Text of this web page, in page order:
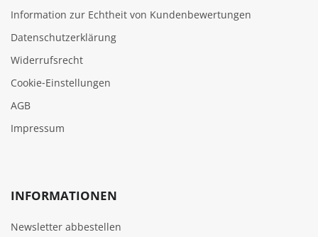
Information zur Echtheit von Kundenbewertungen
Datenschutzerklärung
Widerrufsrecht
Cookie‑Einstellungen
AGB
Impressum
INFORMATIONEN
Newsletter abbestellen